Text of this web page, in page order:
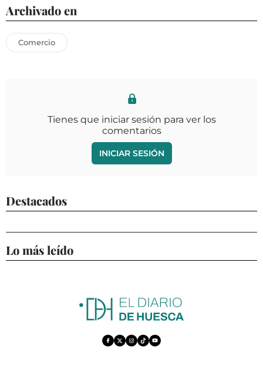
Archivado en
Comercio
Tienes que iniciar sesión para ver los
comentarios
INICIAR SESIÓN
Destacados
Lo más leído